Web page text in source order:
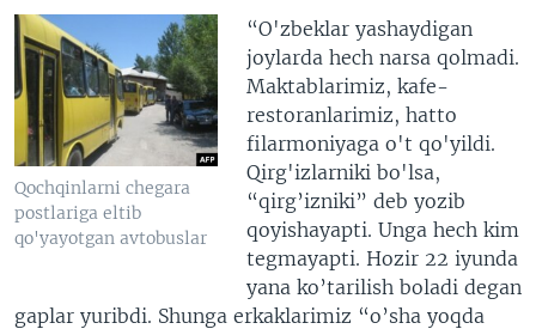
Qochqinlarni chegara
postlariga eltib
qo'yayotgan avtobuslar
“O'zbeklar yashaydigan
joylarda hech narsa qolmadi.
Maktablarimiz, kafe-
restoranlarimiz, hatto
filarmoniyaga o't qo'yildi.
Qirg'izlarniki bo'lsa,
“qirg’izniki” deb yozib
qoyishayapti. Unga hech kim
tegmayapti. Hozir 22 iyunda
yana ko’tarilish boladi degan
gaplar yuribdi. Shunga erkaklarimiz “o’sha yoqda